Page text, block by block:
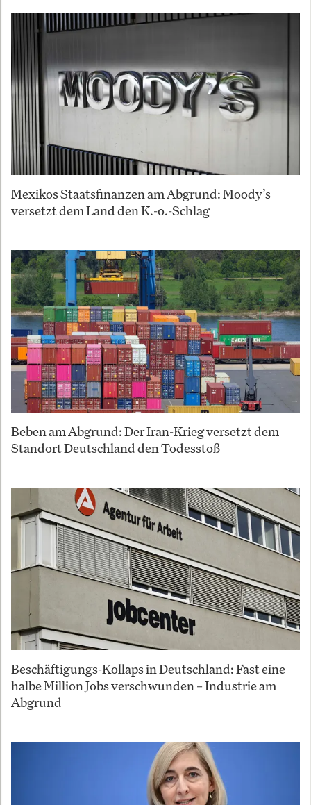
Mexikos Staatsfinanzen am Abgrund: Moody’s
versetzt dem Land den K.-o.-Schlag
Beben am Abgrund: Der Iran-Krieg versetzt dem
Standort Deutschland den Todesstoß
Beschäftigungs-Kollaps in Deutschland: Fast eine
halbe Million Jobs verschwunden – Industrie am
Abgrund